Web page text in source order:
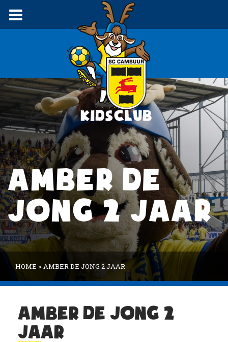
AMBER DE
JONG 2 JAAR
HOME >AMBER DE JONG 2 JAAR
AMBER DE JONG 2
JAAR